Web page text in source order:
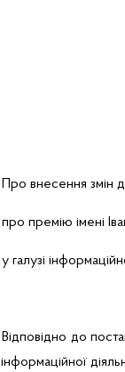
Про внесення змін
про премію імені
у галузі
Відповідно до
інформаційної